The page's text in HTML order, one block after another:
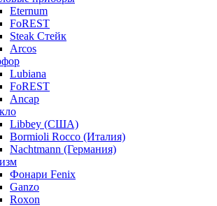
Eternum
FoREST
Steak Стейк
Arcos
Lubiana
FoREST
Ancap
Libbey (США)
Bormioli Rocco (Италия)
Nachtmann (Германия)
Фонари Fenix
Ganzo
Roxon